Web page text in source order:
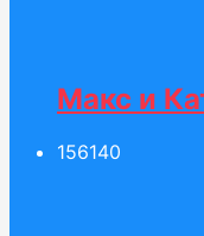
Макс и
156140